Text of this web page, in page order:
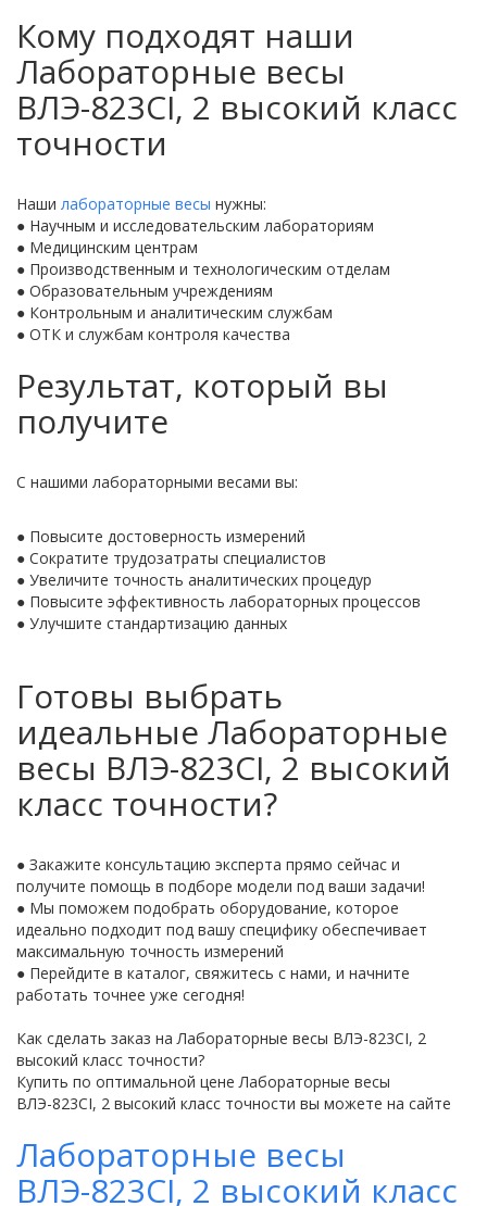
Кому подходят наши
Лабораторные весы
ВЛЭ-823CI, 2 высокий класс
точности
Наши лабораторные весы нужны:
● Научным и исследовательским лабораториям
● Медицинским центрам
● Производственным и технологическим отделам
● Образовательным учреждениям
● Контрольным и аналитическим службам
● ОТК и службам контроля качества
Результат, который вы
получите
С нашими лабораторными весами вы:
● Повысите достоверность измерений
● Сократите трудозатраты специалистов
● Увеличите точность аналитических процедур
● Повысите эффективность лабораторных процессов
● Улучшите стандартизацию данных
Готовы выбрать
идеальные Лабораторные
весы ВЛЭ-823CI, 2 высокий
класс точности?
● Закажите консультацию эксперта прямо сейчас и
получите помощь в подборе модели под ваши задачи!
● Мы поможем подобрать оборудование, которое
идеально подходит под вашу специфику обеспечивает
максимальную точность измерений
● Перейдите в каталог, свяжитесь с нами, и начните
работать точнее уже сегодня!
Как сделать заказ на Лабораторные весы ВЛЭ-823CI, 2
высокий класс точности?
Купить по оптимальной цене Лабораторные весы
ВЛЭ-823CI, 2 высокий класс точности вы можете на сайте
Лабораторные весы
ВЛЭ-823CI, 2 высокий класс